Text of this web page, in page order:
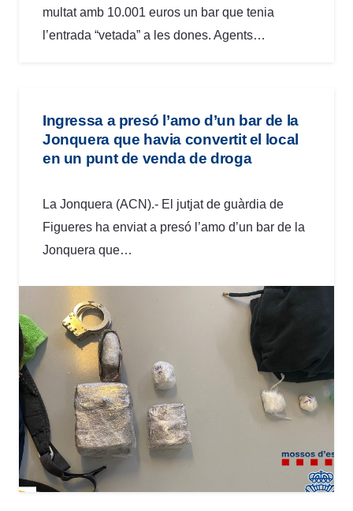
multat amb 10.001 euros un bar que tenia
l’entrada “vetada” a les dones. Agents…
Ingressa a presó l’amo d’un bar de la
Jonquera que havia convertit el local
en un punt de venda de droga
La Jonquera (ACN).- El jutjat de guàrdia de
Figueres ha enviat a presó l’amo d’un bar de la
Jonquera que…